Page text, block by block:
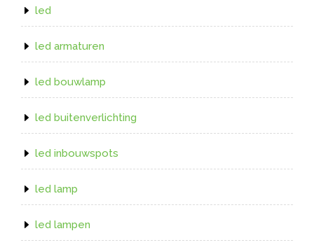
led
led armaturen
led bouwlamp
led buitenverlichting
led inbouwspots
led lamp
led lampen